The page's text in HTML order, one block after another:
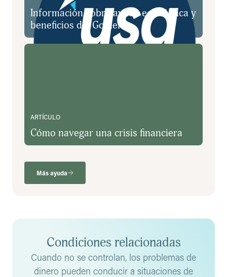
Información sobre ayuda económica y
beneficios del Gobierno
ARTÍCULO
Cómo navegar una crisis financiera
Cómo navegar una crisis financiera
Más ayuda
Condiciones relacionadas
Cuando no se controlan, los problemas de
dinero pueden conducir a situaciones de